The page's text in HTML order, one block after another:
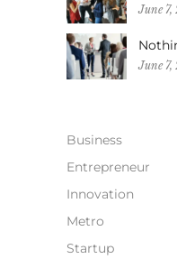
June 7,
June 7,
Business
Entrepreneur
Innovation
Metro
Startup